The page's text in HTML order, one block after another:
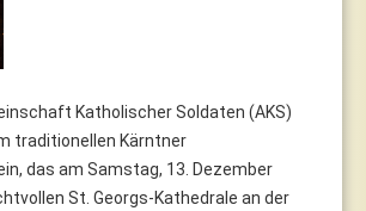
Katholischer Soldaten (AKS)
traditionellen Kärntner
das am Samstag, 13. Dezember
St. Georgs-Kathedrale an der